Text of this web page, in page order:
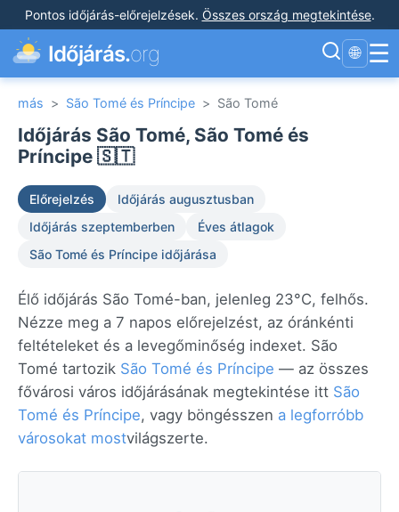
Pontos időjárás-előrejelzések. Összes ország megtekintése.
Időjárás.org 🌐 ☰
más > São Tomé és Príncipe > São Tomé
Időjárás São Tomé, São Tomé és
Príncipe 🇸🇹
Előrejelzés
Időjárás augusztusban
Időjárás szeptemberben
Éves átlagok
São Tomé és Príncipe időjárása
Élő időjárás São Tomé-ban, jelenleg 23°C, felhős.
Nézze meg a 7 napos előrejelzést, az óránkénti
feltételeket és a levegőminőség indexet. São
Tomé tartozik São Tomé és Príncipe — az összes
fővárosi város időjárásának megtekintése itt São
Tomé és Príncipe, vagy böngésszen a legforróbb
városokat mostvilágszerte.